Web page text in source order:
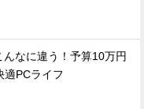
んなに違う！予算10万円
適PCライフ